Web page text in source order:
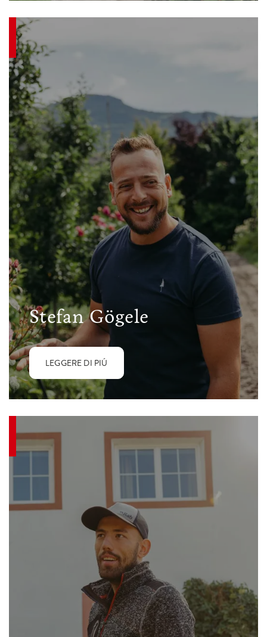
Stefan Gögele
LEGGERE DI PIÚ